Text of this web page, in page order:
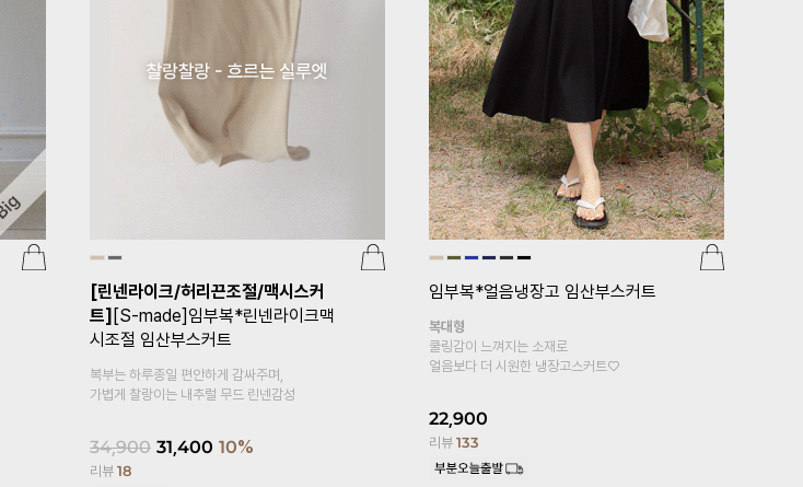
[1만장돌파✨/기획특가 1+1]임부복*
말림방지3부 임산부속바지
복대형
속바지 안에 이너 속바지,
홈웨어로 활용도 높은 3부 속바지예요~
18,900 14,900 21%
리뷰 620
[기획특가 1+1]임부복*뉴컴포트 임
산부레깅스
기타형
원피스, 롱티안에 속바지로 입으세요
13,900
리뷰6,100